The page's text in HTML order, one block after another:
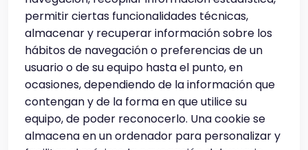
permitir ciertas funcionalidades técnicas,
almacenar y recuperar información sobre los
hábitos de navegación o preferencias de un
usuario o de su equipo hasta el punto, en
ocasiones, dependiendo de la información que
contengan y de la forma en que utilice su
equipo, de poder reconocerlo. Una cookie se
almacena en un ordenador para personalizar y